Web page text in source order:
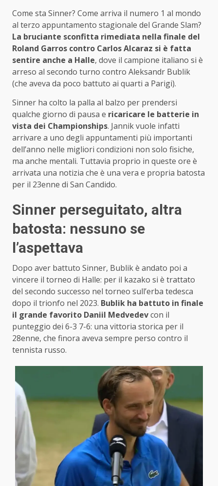
Come sta Sinner? Come arriva il numero 1 al mondo
al terzo appuntamento stagionale del Grande Slam?
La bruciante sconfitta rimediata nella finale del
Roland Garros contro Carlos Alcaraz si è fatta
sentire anche a Halle, dove il campione italiano si è
arreso al secondo turno contro Aleksandr Bublik
(che aveva da poco battuto ai quarti a Parigi).
Sinner ha colto la palla al balzo per prendersi
qualche giorno di pausa e ricaricare le batterie in
vista dei Championships. Jannik vuole infatti
arrivare a uno degli appuntamenti più importanti
dell’anno nelle migliori condizioni non solo fisiche,
ma anche mentali. Tuttavia proprio in queste ore è
arrivata una notizia che è una vera e propria batosta
per il 23enne di San Candido.
Sinner perseguitato, altra
batosta: nessuno se
l’aspettava
Dopo aver battuto Sinner, Bublik è andato poi a
vincere il torneo di Halle: per il kazako si è trattato
del secondo successo nel torneo sull’erba tedesca
dopo il trionfo nel 2023. Bublik ha battuto in finale
il grande favorito Daniil Medvedevcon il
punteggio dei 6-3 7-6: una vittoria storica per il
28enne, che finora aveva sempre perso contro il
tennista russo.